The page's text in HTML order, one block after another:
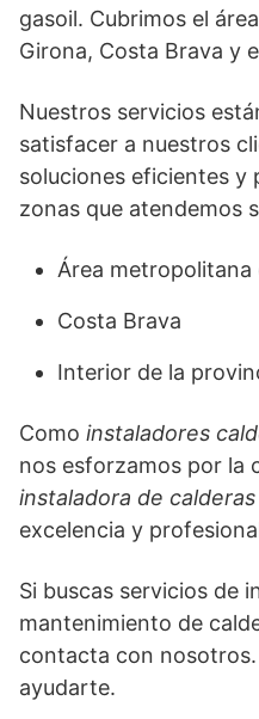
gasoil. Cubrimos el
Girona, Costa Brava y
Nuestros servicios
satisfacer a nuestros
soluciones eficientes y
zonas que atendemos
Área metropolitana
Costa Brava
Interior de la
Como instaladores
nos esforzamos por la
instaladora de
excelencia y
Si buscas servicios de
mantenimiento de
contacta con
ayudarte.